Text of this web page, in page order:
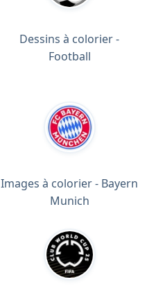
Dessins à colorier -
Football
Images à colorier - Bayern
Munich